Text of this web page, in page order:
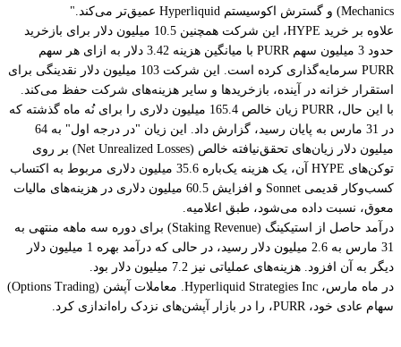
Mechanics) و گسترش اکوسیستم Hyperliquid عمیق‌تر می‌کند."
علاوه بر خرید HYPE، این شرکت همچنین 10.5 میلیون دلار برای بازخرید
حدود 3 میلیون سهم PURR با میانگین هزینه 3.42 دلار به ازای هر سهم
PURR سرمایه‌گذاری کرده است. این شرکت 103 میلیون دلار نقدینگی برای
استقرار خزانه در آینده، بازخریدها و سایر هزینه‌های شرکت حفظ می‌کند.
با این حال، PURR زیان خالص 165.4 میلیون دلاری را برای نُه ماه گذشته که
در 31 مارس به پایان رسید، گزارش داد. این زیان "در درجه اول" به 64
میلیون دلار زیان‌های تحقق‌نیافته خالص (Net Unrealized Losses) بر روی
توکن‌های HYPE آن، یک هزینه یک‌باره 35.6 میلیون دلاری مربوط به اکتساب
کسب‌وکار قدیمی Sonnet و افزایش 60.5 میلیون دلاری در هزینه‌های مالیات
معوق، نسبت داده می‌شود، طبق اعلامیه.
درآمد حاصل از استیکینگ (Staking Revenue) برای دوره سه ماهه منتهی به
31 مارس به 2.6 میلیون دلار رسید، در حالی که درآمد بهره 1 میلیون دلار
دیگر به آن افزود. هزینه‌های عملیاتی نیز 7.2 میلیون دلار بود.
در ماه مارس، Hyperliquid Strategies Inc. معاملات آپشن (Options Trading)
سهام عادی خود، PURR، را در بازار آپشن‌های نزدک راه‌اندازی کرد.